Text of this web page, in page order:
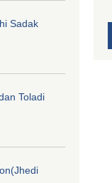
Sadak
Toladi